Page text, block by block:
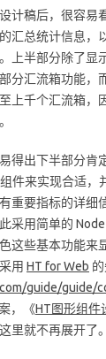
计稿后，很容易
汇总统计信息，
上半部分除了显
分汇流箱功能，
上千个汇流箱，
得出下半部分肯
件来实现合适，
重要指标的详细
采用简单的
这些基本功能来
用 HT for Web
guide/guide/
，《HT图形组件
里就不再展开了。